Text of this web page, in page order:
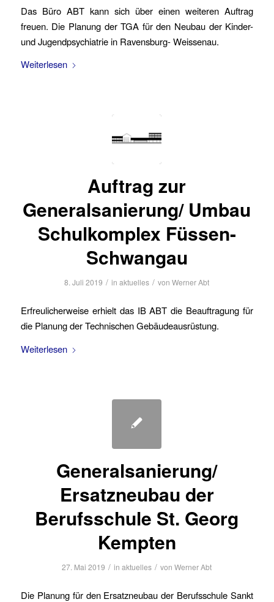
Das Büro ABT kann sich über einen weiteren Auftrag
freuen. Die Planung der TGA für den Neubau der Kinder-
und Jugendpsychiatrie in Ravensburg- Weissenau.
Weiterlesen
Auftrag zur
Generalsanierung/ Umbau
Schulkomplex Füssen-
Schwangau
8. Juli 2019 / inaktuelles / vonWerner Abt
Erfreulicherweise erhielt das IB ABT die Beauftragung für
die Planung der Technischen Gebäudeausrüstung.
Weiterlesen
Generalsanierung/
Ersatzneubau der
Berufsschule St. Georg
Kempten
27. Mai 2019 / inaktuelles / vonWerner Abt
Die Planung für den Ersatzneubau der Berufsschule Sankt